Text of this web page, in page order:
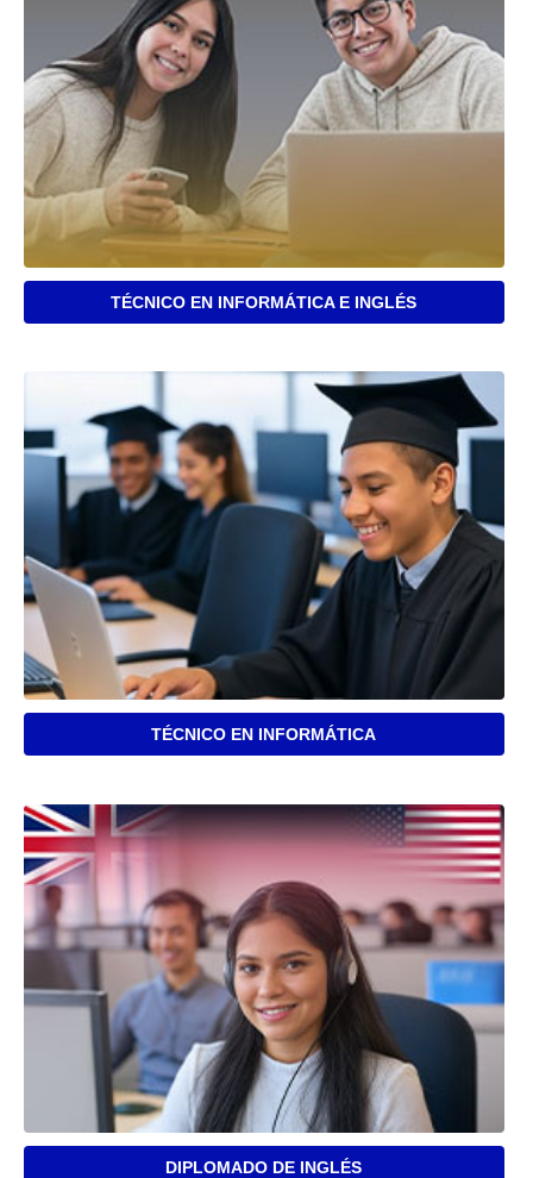
TÉCNICO EN INFORMÁTICA E INGLÉS
TÉCNICO EN INFORMÁTICA
DIPLOMADO DE INGLÉS